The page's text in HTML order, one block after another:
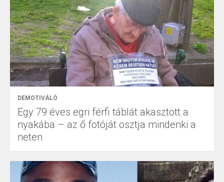
DEMOTIVÁLÓ
Egy 79 éves egri férfi táblát akasztott a
nyakába – az ő fotóját osztja mindenki a
neten